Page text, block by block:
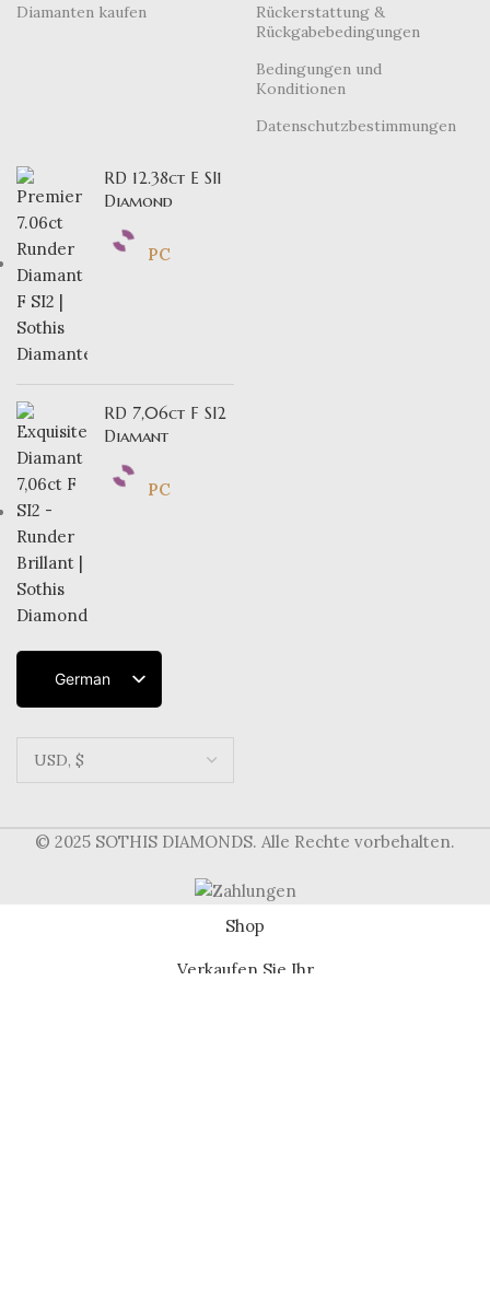
Diamanten kaufen
Rückerstattung &
Rückgabebedingungen
Bedingungen und
Konditionen
Datenschutzbestimmungen
RD 12.38ct E SI1
Diamond
PC
RD 7,06ct F SI2
Diamant
PC
German
English
Italian
Spanish
© 2025 SOTHIS DIAMONDS. Alle Rechte vorbehalten.
Shop
Verkaufen Sie Ihr